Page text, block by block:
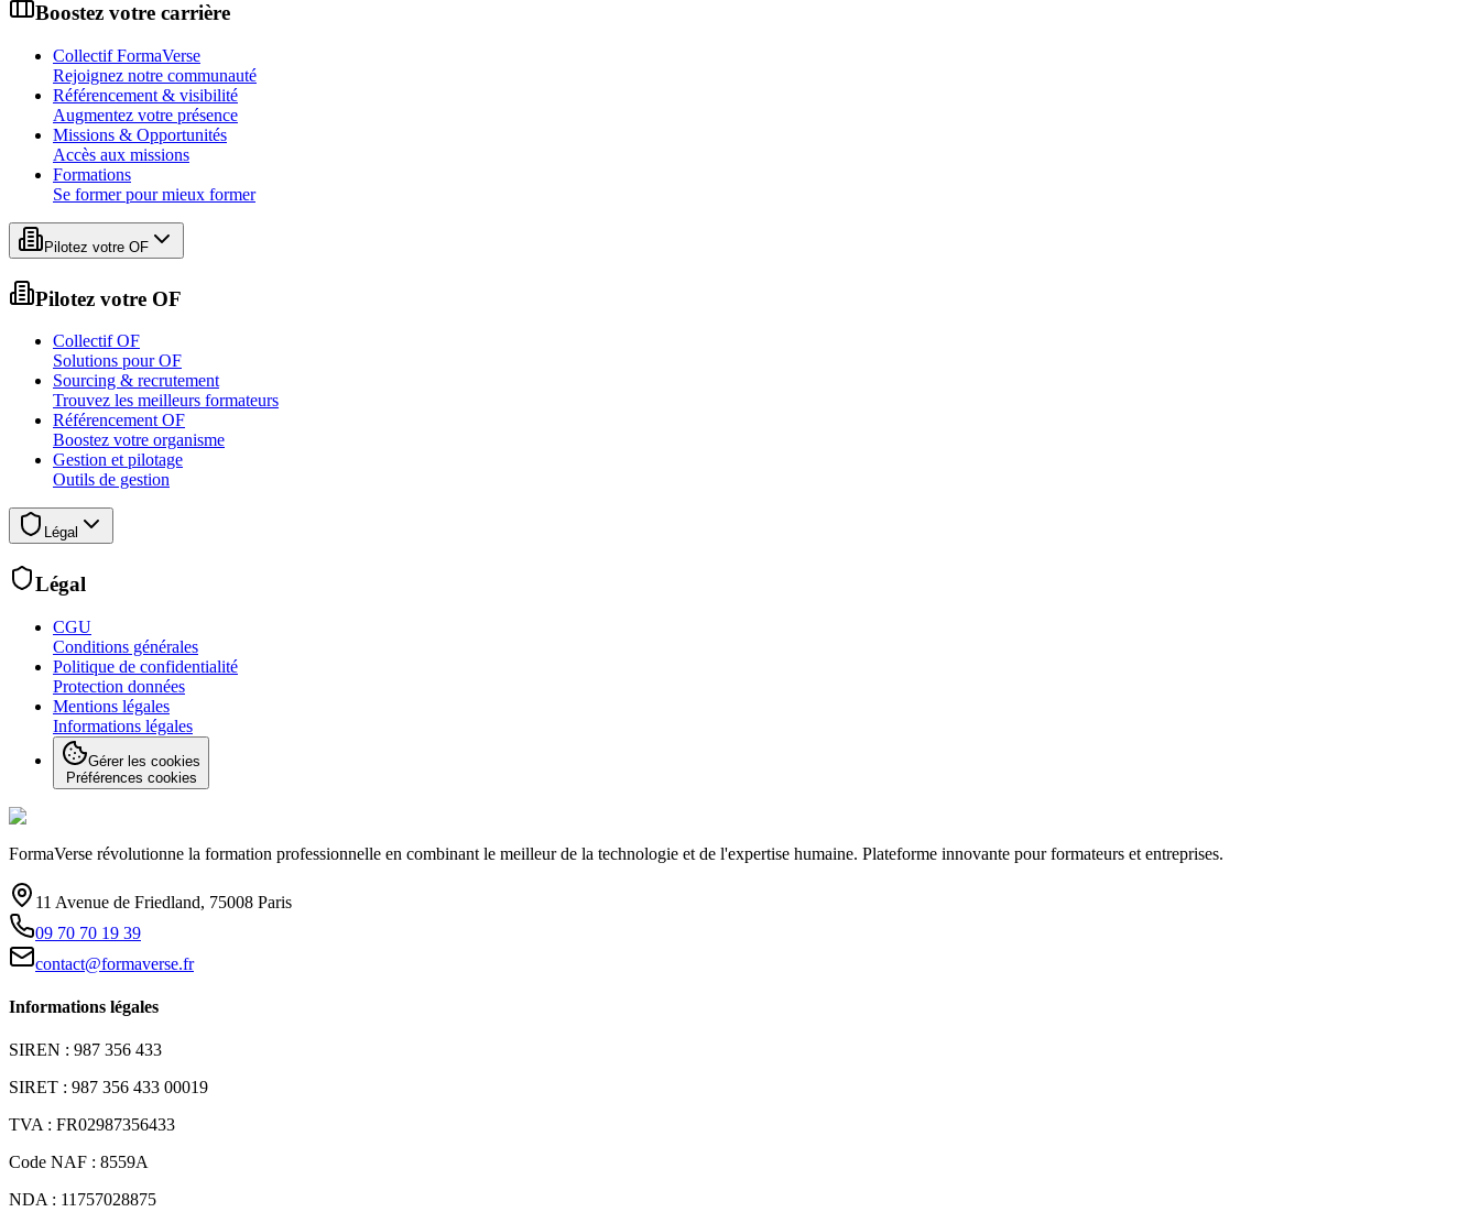
Boostez votre carrière
Collectif FormaVerse
Rejoignez notre communauté
Référencement & visibilité
Augmentez votre présence
Missions & Opportunités
Accès aux missions
Formations
Se former pour mieux former
Pilotez votre OF
Pilotez votre OF
Collectif OF
Solutions pour OF
Sourcing & recrutement
Trouvez les meilleurs formateurs
Référencement OF
Boostez votre organisme
Gestion et pilotage
Outils de gestion
Légal
Légal
CGU
Conditions générales
Politique de confidentialité
Protection données
Mentions légales
Informations légales
Gérer les cookies
Préférences cookies
FormaVerse révolutionne la formation professionnelle en combinant le meilleur de la technologie et de l'expertise humaine. Plateforme innovante pour formateurs et entreprises.
11 Avenue de Friedland, 75008 Paris
09 70 70 19 39
contact@formaverse.fr
Informations légales
SIREN : 987 356 433
SIRET : 987 356 433 00019
TVA : FR02987356433
Code NAF : 8559A
NDA : 11757028875